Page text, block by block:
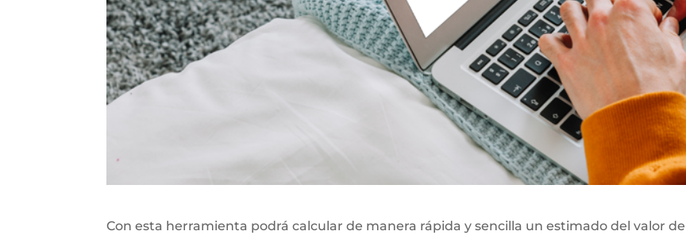
Con esta herramienta podrá calcular de manera rápida y sencilla un estimado del valor